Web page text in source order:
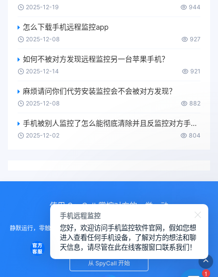
2025-12-19 944
怎么下载手机远程监控app
2025-12-08 927
如何不被对方发现远程监控另一台苹果手机？
2025-12-14 921
麻烦请问你们代劳安装监控会不会被对方发现？
2025-12-08 882
手机被别人监控了怎么能彻底清除并且反监控对方手机啊？
2025-12-02 804
使用 SpyCall 掌控对方的一举一动
静默运行，零触碰部署。无需目标设备任何配合，后台进程完美隐身，实现真
正的“幽灵”访问。
从 SpyCall 开始
1
手机远程监控
您好，欢迎访问手机监控软件官网，假如您想
进入查看任何手机设备，了解对方的想法和聊
天信息，请尽管在此在线客服窗口联系我们！